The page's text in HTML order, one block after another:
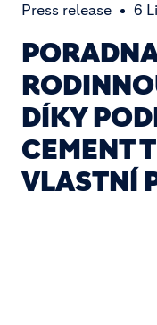
Press release 6
DÍKY
CEMENT
VLASTNÍ